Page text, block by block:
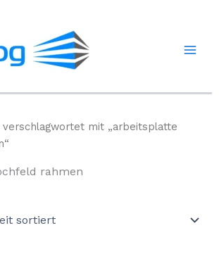
mit „arbeitsplatte
rahmen